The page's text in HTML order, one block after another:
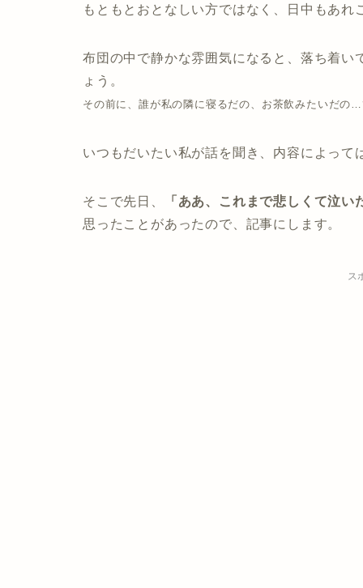
もともとおとなしい方ではなく、日中もあれ
布団の中で静かな雰囲気になると、落ち着
ょう。
その前に、誰が私の隣に寝るだの、お茶飲みたいだの
いつもだいたい私が話を聞き、内容によって
そこで先日、
「ああ、これまで悲しくて泣
思ったことがあったので、記事にします。
ス